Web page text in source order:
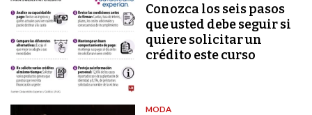
Conozca los seis pasos
que usted debe seguir si
quiere solicitar un
crédito este curso
MODA